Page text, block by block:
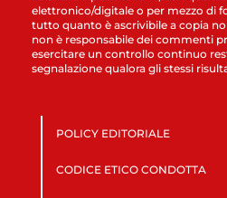
elettronico/digitale o per mezzo di
tutto quanto è ascrivibile a copia
non è responsabile dei commenti
esercitare un controllo continuo
segnalazione qualora gli stessi
POLICY EDITORIALE
CODICE ETICO CONDOTTA